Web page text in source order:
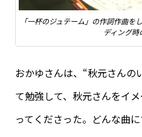
「一杯のジュテーム」の作詞作曲
ディング時
おかゆさんは、“秋元さんの
て勉強して、秋元さんをイ
ってくださった。どんな曲